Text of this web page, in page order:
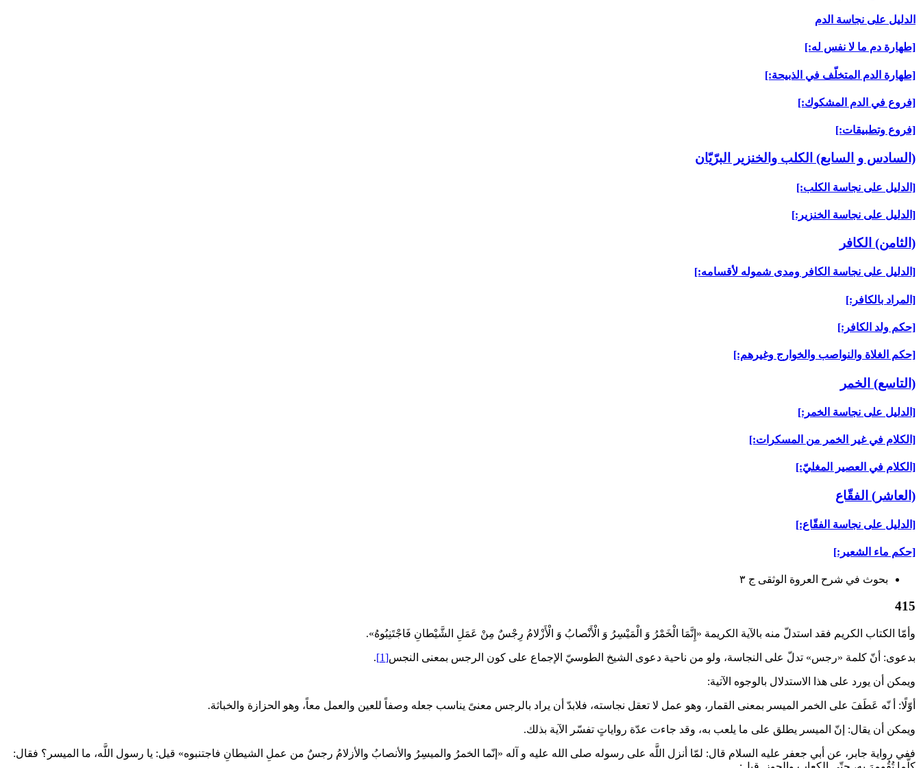
الدليل على نجاسة الدم
[طهارة دم ما لا نفس له:]
[طهارة الدم المتخلّف في الذبيحة:]
[فروع في الدم المشكوك:]
[فروع وتطبيقات:]
(السادس و السابع) الكلب والخنزير البرّيّان‏
[الدليل على نجاسة الكلب:]
[الدليل على نجاسة الخنزير:]
(الثامن) الكافر
[الدليل على نجاسة الكافر ومدى شموله لأقسامه:]
[المراد بالكافر:]
[حكم ولد الكافر:]
[حكم الغلاة والنواصب والخوارج وغيرهم:]
(التاسع) الخمر
[الدليل على نجاسة الخمر:]
[الكلام في غير الخمر من المسكرات:]
[الكلام في العصير المغليّ:]
(العاشر) الفقّاع‏
[الدليل على نجاسة الفقّاع:]
[حكم ماء الشعير:]
بحوث في شرح العروة الوثقى ج ۳
415
وأمّا الكتاب الكريم فقد استدلّ منه بالآية الكريمة «إِنَّمَا الْخَمْرُ وَ الْمَيْسِرُ وَ الْأَنْصابُ وَ الْأَزْلامُ رِجْسٌ مِنْ عَمَلِ الشَّيْطانِ فَاجْتَنِبُوهُ».
بدعوى: أنّ كلمة «رجس» تدلّ على النجاسة، ولو من ناحية دعوى الشيخ الطوسيّ الإجماع على كون الرجس بمعنى النجس‏[1]
.
ويمكن أن يورد على هذا الاستدلال بالوجوه الآتية:
أوّلًا: أ نّه عَطَفَ على الخمر الميسر بمعنى القمار، وهو عمل لا تعقل نجاسته، فلابدّ أن يراد بالرجس معنىً يناسب جعله وصفاً للعين والعمل معاً، وهو الحزازة والخباثة.
ويمكن أن يقال: إنّ الميسر يطلق على ما يلعب به، وقد جاءت عدّة رواياتٍ تفسّر الآية بذلك.
ففي رواية جابر، عن أبي جعفر عليه السلام قال: لمّا أنزل اللَّه على رسوله صلى الله عليه و آله «إنّما الخمرُ والميسِرُ والأنصابُ والأزلامُ رجسٌ من عملِ الشيطانِ فاجتنبوه» قيل: يا رسول اللَّه، ما الميسر؟ فقال: